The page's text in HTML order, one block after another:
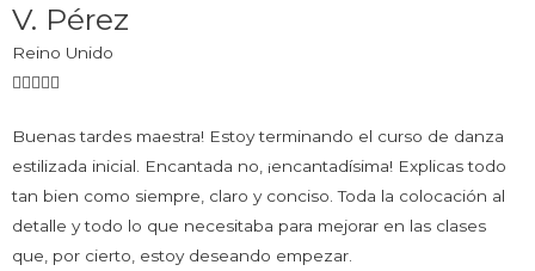
V. Pérez
Reino Unido
Buenas tardes maestra! Estoy terminando el curso de danza
estilizada inicial. Encantada no, ¡encantadísima! Explicas todo
tan bien como siempre, claro y conciso. Toda la colocación al
detalle y todo lo que necesitaba para mejorar en las clases
que, por cierto, estoy deseando empezar.